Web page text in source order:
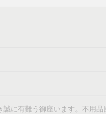
に有難う御座います。不用品